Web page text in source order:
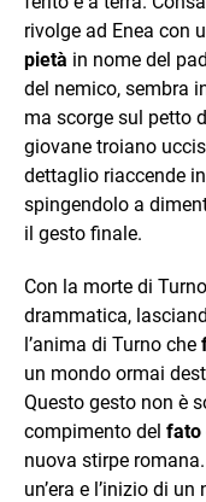
rivolge ad Enea con
pietà in nome del
del nemico, sembra
ma scorge sul petto
giovane troiano
dettaglio riaccende
spingendolo a
il gesto finale.
Con la morte di
drammatica,
l’anima di Turno che
un mondo ormai
Questo gesto non è
compimento del fato
nuova stirpe
un’era e l’inizio di